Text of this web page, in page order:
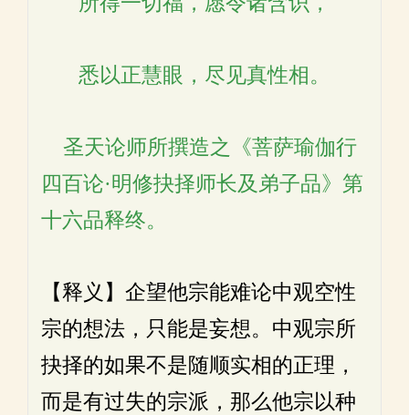
悉以正慧眼，尽见真性相。
圣天论师所撰造之《菩萨瑜伽行
四百论·明修抉择师长及弟子品》第
十六品释终。
【释义】企望他宗能难论中观空性
宗的想法，只能是妄想。中观宗所
抉择的如果不是随顺实相的正理，
而是有过失的宗派，那么他宗以种